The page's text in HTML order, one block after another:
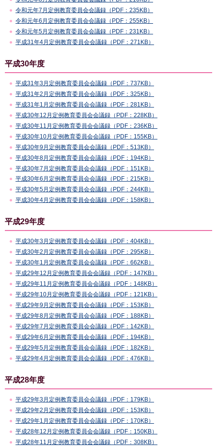
令和元年7月定例教育委員会会議録（PDF：235KB）
令和元年6月定例教育委員会会議録（PDF：255KB）
令和元年5月定例教育委員会会議録（PDF：231KB）
平成31年4月定例教育委員会会議録（PDF：271KB）
平成30年度
平成31年3月定例教育委員会会議録（PDF：737KB）
平成31年2月定例教育委員会会議録（PDF：325KB）
平成31年1月定例教育委員会会議録（PDF：281KB）
平成30年12月定例教育委員会会議録（PDF：228KB）
平成30年11月定例教育委員会会議録（PDF：236KB）
平成30年10月定例教育委員会会議録（PDF：155KB）
平成30年9月定例教育委員会会議録（PDF：513KB）
平成30年8月定例教育委員会会議録（PDF：194KB）
平成30年7月定例教育委員会会議録（PDF：151KB）
平成30年6月定例教育委員会会議録（PDF：215KB）
平成30年5月定例教育委員会会議録（PDF：244KB）
平成30年4月定例教育委員会会議録（PDF：158KB）
平成29年度
平成30年3月定例教育委員会会議録（PDF：404KB）
平成30年2月定例教育委員会会議録（PDF：295KB）
平成30年1月定例教育委員会会議録（PDF：662KB）
平成29年12月定例教育委員会会議録（PDF：147KB）
平成29年11月定例教育委員会会議録（PDF：148KB）
平成29年10月定例教育委員会会議録（PDF：121KB）
平成29年9月定例教育委員会会議録（PDF：153KB）
平成29年8月定例教育委員会会議録（PDF：188KB）
平成29年7月定例教育委員会会議録（PDF：142KB）
平成29年6月定例教育委員会会議録（PDF：194KB）
平成29年5月定例教育委員会会議録（PDF：182KB）
平成29年4月定例教育委員会会議録（PDF：476KB）
平成28年度
平成29年3月定例教育委員会会議録（PDF：179KB）
平成29年2月定例教育委員会会議録（PDF：153KB）
平成29年1月定例教育委員会会議録（PDF：170KB）
平成28年12月定例教育委員会会議録（PDF：150KB）
平成28年11月定例教育委員会会議録（PDF：308KB）